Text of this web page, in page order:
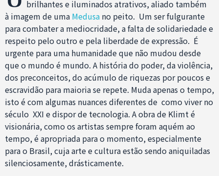
brilhantes e iluminados atrativos, aliado também
à imagem de uma Medusa no peito. Um ser fulgurante
para combater a mediocridade, a falta de solidariedade e
respeito pelo outro e pela liberdade de expressão. É
urgente para uma humanidade que não mudou desde
que o mundo é mundo. A história do poder, da violência,
dos preconceitos, do acúmulo de riquezas por poucos e
escravidão para maioria se repete. Muda apenas o tempo,
isto é com algumas nuances diferentes de como viver no
século XXI e dispor de tecnologia. A obra de Klimt é
visionária, como os artistas sempre foram aquém ao
tempo, é apropriada para o momento, especialmente
para o Brasil, cuja arte e cultura estão sendo aniquiladas
silenciosamente, drásticamente.